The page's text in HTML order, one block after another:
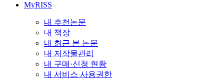
MyRISS
내 추천논문
내 책장
내 최근 본 논문
내 저작물관리
내 구매·신청 현황
내 서비스 사용권한